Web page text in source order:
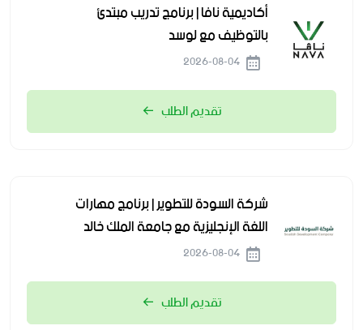
أكاديمية نافا | برنامج تدريب مبتدئ
بالتوظيف مع لوسد
تقديم الطلب
شركة السودة للتطوير | برنامج مهارات
اللغة الإنجليزية مع جامعة الملك خالد
تقديم الطلب